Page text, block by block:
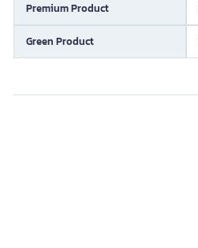
Premium Product
Green Product